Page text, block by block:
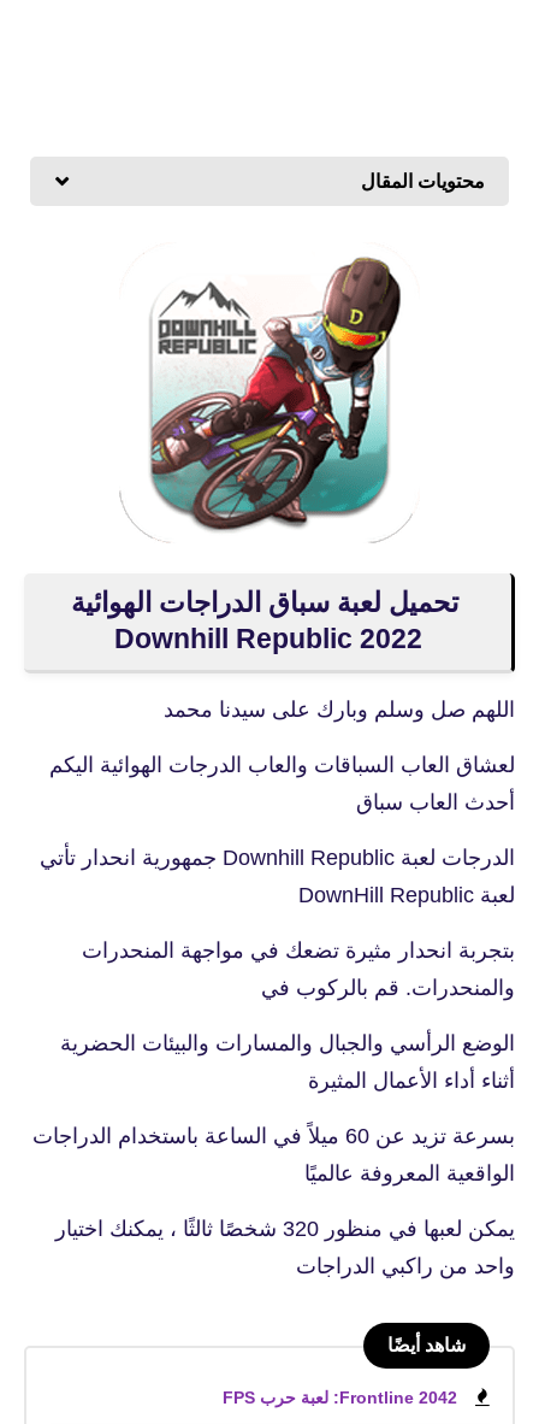
محتويات المقال
تحميل لعبة سباق الدراجات الهوائية
2022 Downhill Republic‏
اللهم صل وسلم وبارك على سيدنا محمد
لعشاق العاب السباقات والعاب الدرجات الهوائية اليكم
أحدث العاب سباق
الدرجات لعبة Downhill Republic‏ جمهورية انحدار تأتي
لعبة DownHill Republic
بتجربة انحدار مثيرة تضعك في مواجهة المنحدرات
والمنحدرات. قم بالركوب في
الوضع الرأسي والجبال والمسارات والبيئات الحضرية
أثناء أداء الأعمال المثيرة
بسرعة تزيد عن 60 ميلاً في الساعة باستخدام الدراجات
الواقعية المعروفة عالميًا
يمكن لعبها في منظور 320 شخصًا ثالثًا ، يمكنك اختيار
واحد من راكبي الدراجات
شاهد أيضًا
Frontline 2042: لعبة حرب FPS